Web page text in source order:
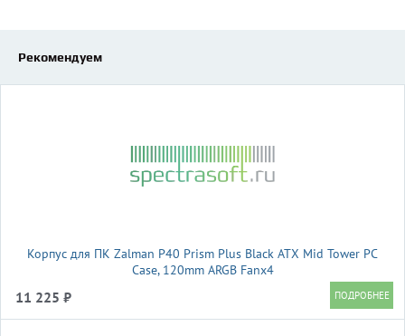
Рекомендуем
Корпус для ПК Zalman P40 Prism Plus Black ATX Mid Tower PC
Case, 120mm ARGB Fanx4
11 225 ₽